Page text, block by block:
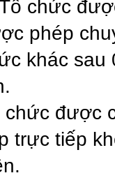
chức
phép
khác sau
chức được
trực tiếp